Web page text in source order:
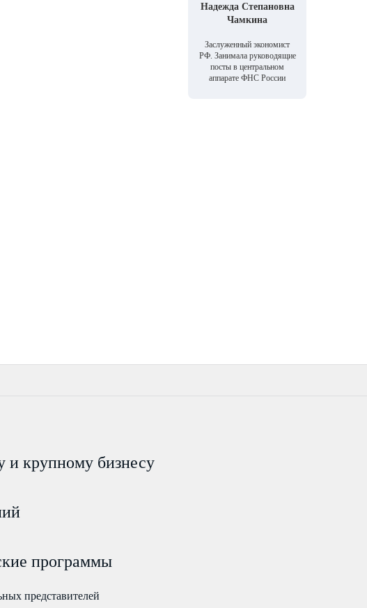
Надежда Степановна
Чамкина
Заслуженный экономист
РФ. Занимала руководящие
посты в центральном
аппарате ФНС России
и крупному бизнесу
программы
представителей